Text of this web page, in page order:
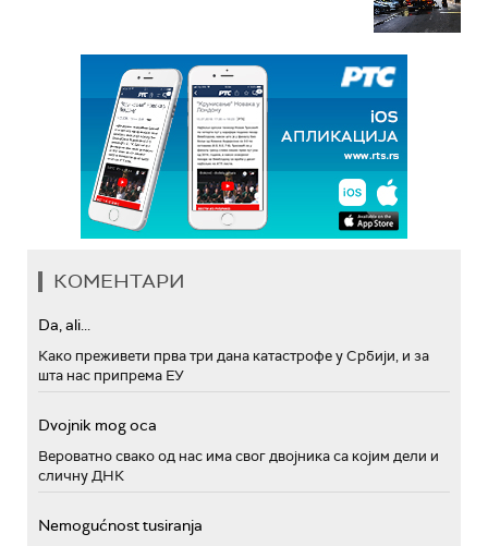
КОМЕНТАРИ
Da, ali...
Како преживети прва три дана катастрофе у Србији, и за
шта нас припрема ЕУ
Dvojnik mog oca
Вероватно свако од нас има свог двојника са којим дели и
сличну ДНК
Nemogućnost tusiranja